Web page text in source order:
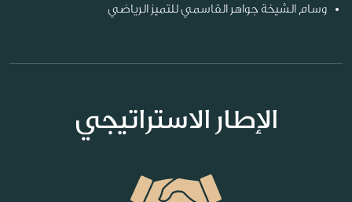
وسام الشيخة جواهر القاسمي للتميز الرياضي
الإطار الاستراتيجي